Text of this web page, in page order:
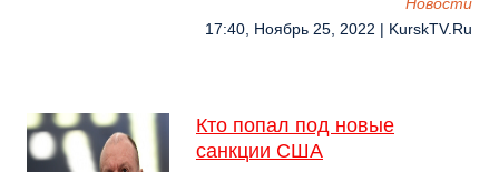
Новости
17:40, Ноябрь 25, 2022 | KurskTV.Ru
Кто попал под новые
санкции США